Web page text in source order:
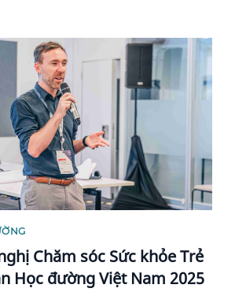
Chăm sóc Sức khỏe Trẻ
Học đường Việt Nam 2025